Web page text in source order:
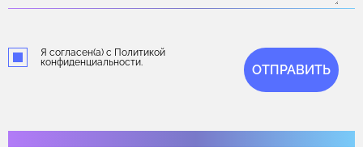
Я согласен(а) с Политикой
конфиденциальности.
ОТПРАВИТЬ